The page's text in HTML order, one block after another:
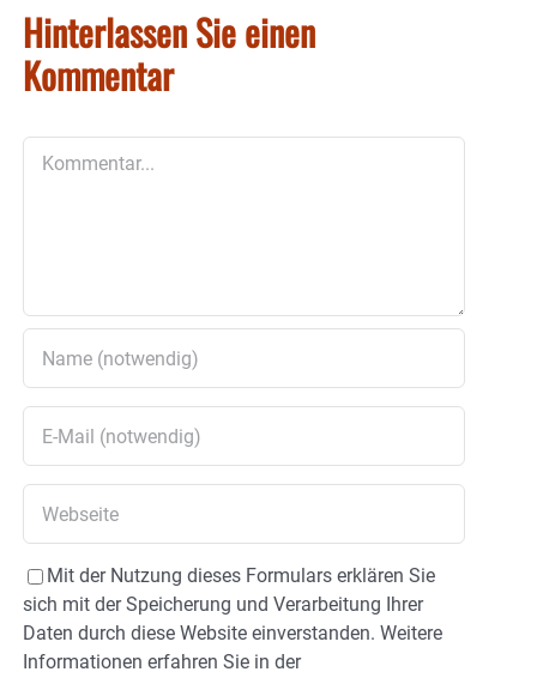
Hinterlassen Sie einen
Kommentar
Mit der Nutzung dieses Formulars erklären Sie
sich mit der Speicherung und Verarbeitung Ihrer
Daten durch diese Website einverstanden. Weitere
Informationen erfahren Sie in der